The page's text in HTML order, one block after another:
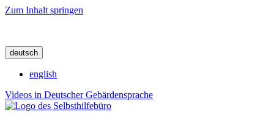
Zum Inhalt springen
deutsch
english
Videos in Deutscher Gebärdensprache